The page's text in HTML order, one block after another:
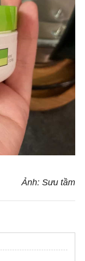
Ảnh: Sưu tầm